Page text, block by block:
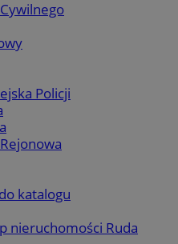
Policji
katalogu
nieruchomości Ruda